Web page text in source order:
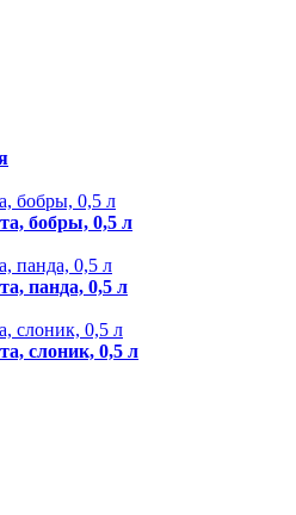
бобры, 0,5 л
панда, 0,5 л
слоник, 0,5 л